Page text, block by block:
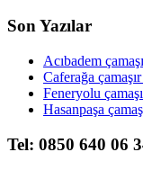
Son Yazılar
Acıbadem
Caferağa
Feneryolu
Hasanpaşa
Tel: 0850 640 06